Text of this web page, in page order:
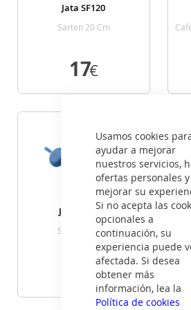
Usamos cookies
ayudar a mejorar
nuestros servicios,
ofertas personales y
mejorar su
Si no acepta las
opcionales a
continuación, su
experiencia puede
afectada. Si desea
obtener más
información, lea la
Política de cookies
Jata SF120
Sarten 20 Cm
17
€
GRATIS
Jata SMH14
Sarten 14 Cm
14€